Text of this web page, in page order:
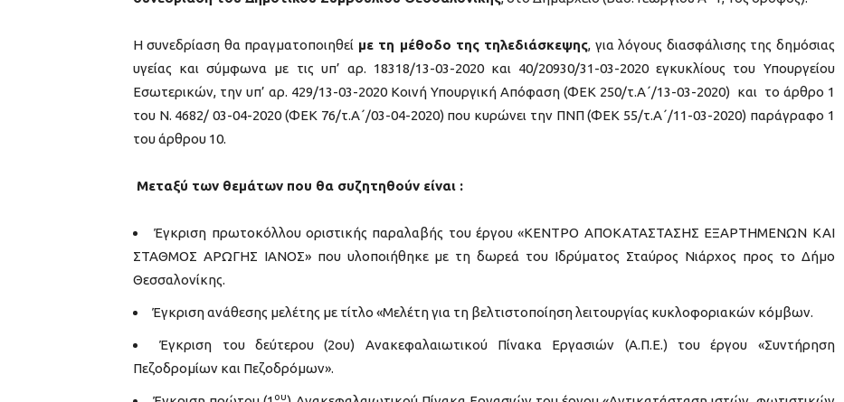
Η συνεδρίαση θα πραγματοποιηθεί με τη μέθοδο της τηλεδιάσκεψης, για λόγους διασφάλισης της δημόσιας
υγείας και σύμφωνα με τις υπ’ αρ. 18318/13-03-2020 και 40/20930/31-03-2020 εγκυκλίους του Υπουργείου
Εσωτερικών, την υπ’ αρ. 429/13-03-2020 Κοινή Υπουργική Απόφαση (ΦΕΚ 250/τ.Α΄/13-03-2020) και το άρθρο 1
του Ν. 4682/ 03-04-2020 (ΦΕΚ 76/τ.Α΄/03-04-2020) που κυρώνει την ΠΝΠ (ΦΕΚ 55/τ.Α΄/11-03-2020) παράγραφο 1
του άρθρου 10.
Μεταξύ των θεμάτων που θα συζητηθούν είναι :
Έγκριση πρωτοκόλλου οριστικής παραλαβής του έργου «ΚΕΝΤΡΟ ΑΠΟΚΑΤΑΣΤΑΣΗΣ ΕΞΑΡΤΗΜΕΝΩΝ ΚΑΙ
ΣΤΑΘΜΟΣ ΑΡΩΓΗΣ ΙΑΝΟΣ» που υλοποιήθηκε με τη δωρεά του Ιδρύματος Σταύρος Νιάρχος προς το Δήμο
Θεσσαλονίκης.
Έγκριση ανάθεσης μελέτης με τίτλο «Μελέτη για τη βελτιστοποίηση λειτουργίας κυκλοφοριακών κόμβων.
Έγκριση του δεύτερου (2ου) Ανακεφαλαιωτικού Πίνακα Εργασιών (Α.Π.Ε.) του έργου «Συντήρηση
Πεζοδρομίων και Πεζοδρόμων».
ου